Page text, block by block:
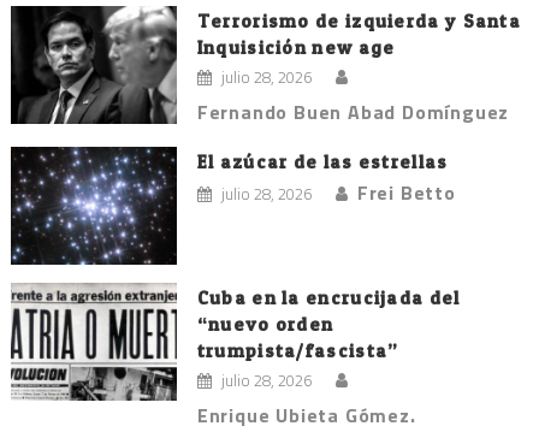
Terrorismo de izquierda y Santa
Inquisición new age
julio 28, 2026
Fernando Buen Abad Domínguez
El azúcar de las estrellas
julio 28, 2026 Frei Betto
Cuba en la encrucijada del
“nuevo orden
trumpista/fascista”
julio 28, 2026
Enrique Ubieta Gómez.